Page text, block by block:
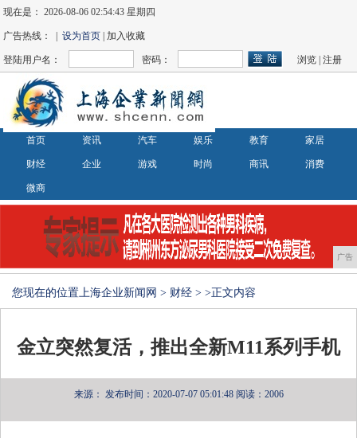
现在是：2026-08-06 02:54:44 星期四
广告热线： |设为首页 | 加入收藏
登陆用户名： 密码： 浏览 |注册
首页 资讯 汽车 娱乐 教育 家居
财经 企业 游戏 时尚 商讯 消费
微商
广告
您现在的位置上海企业新闻网 > 财经 > >正文内容
金立突然复活，推出全新M11系列手机
来源： 发布时间：2020-07-07 05:01:48 阅读：2006